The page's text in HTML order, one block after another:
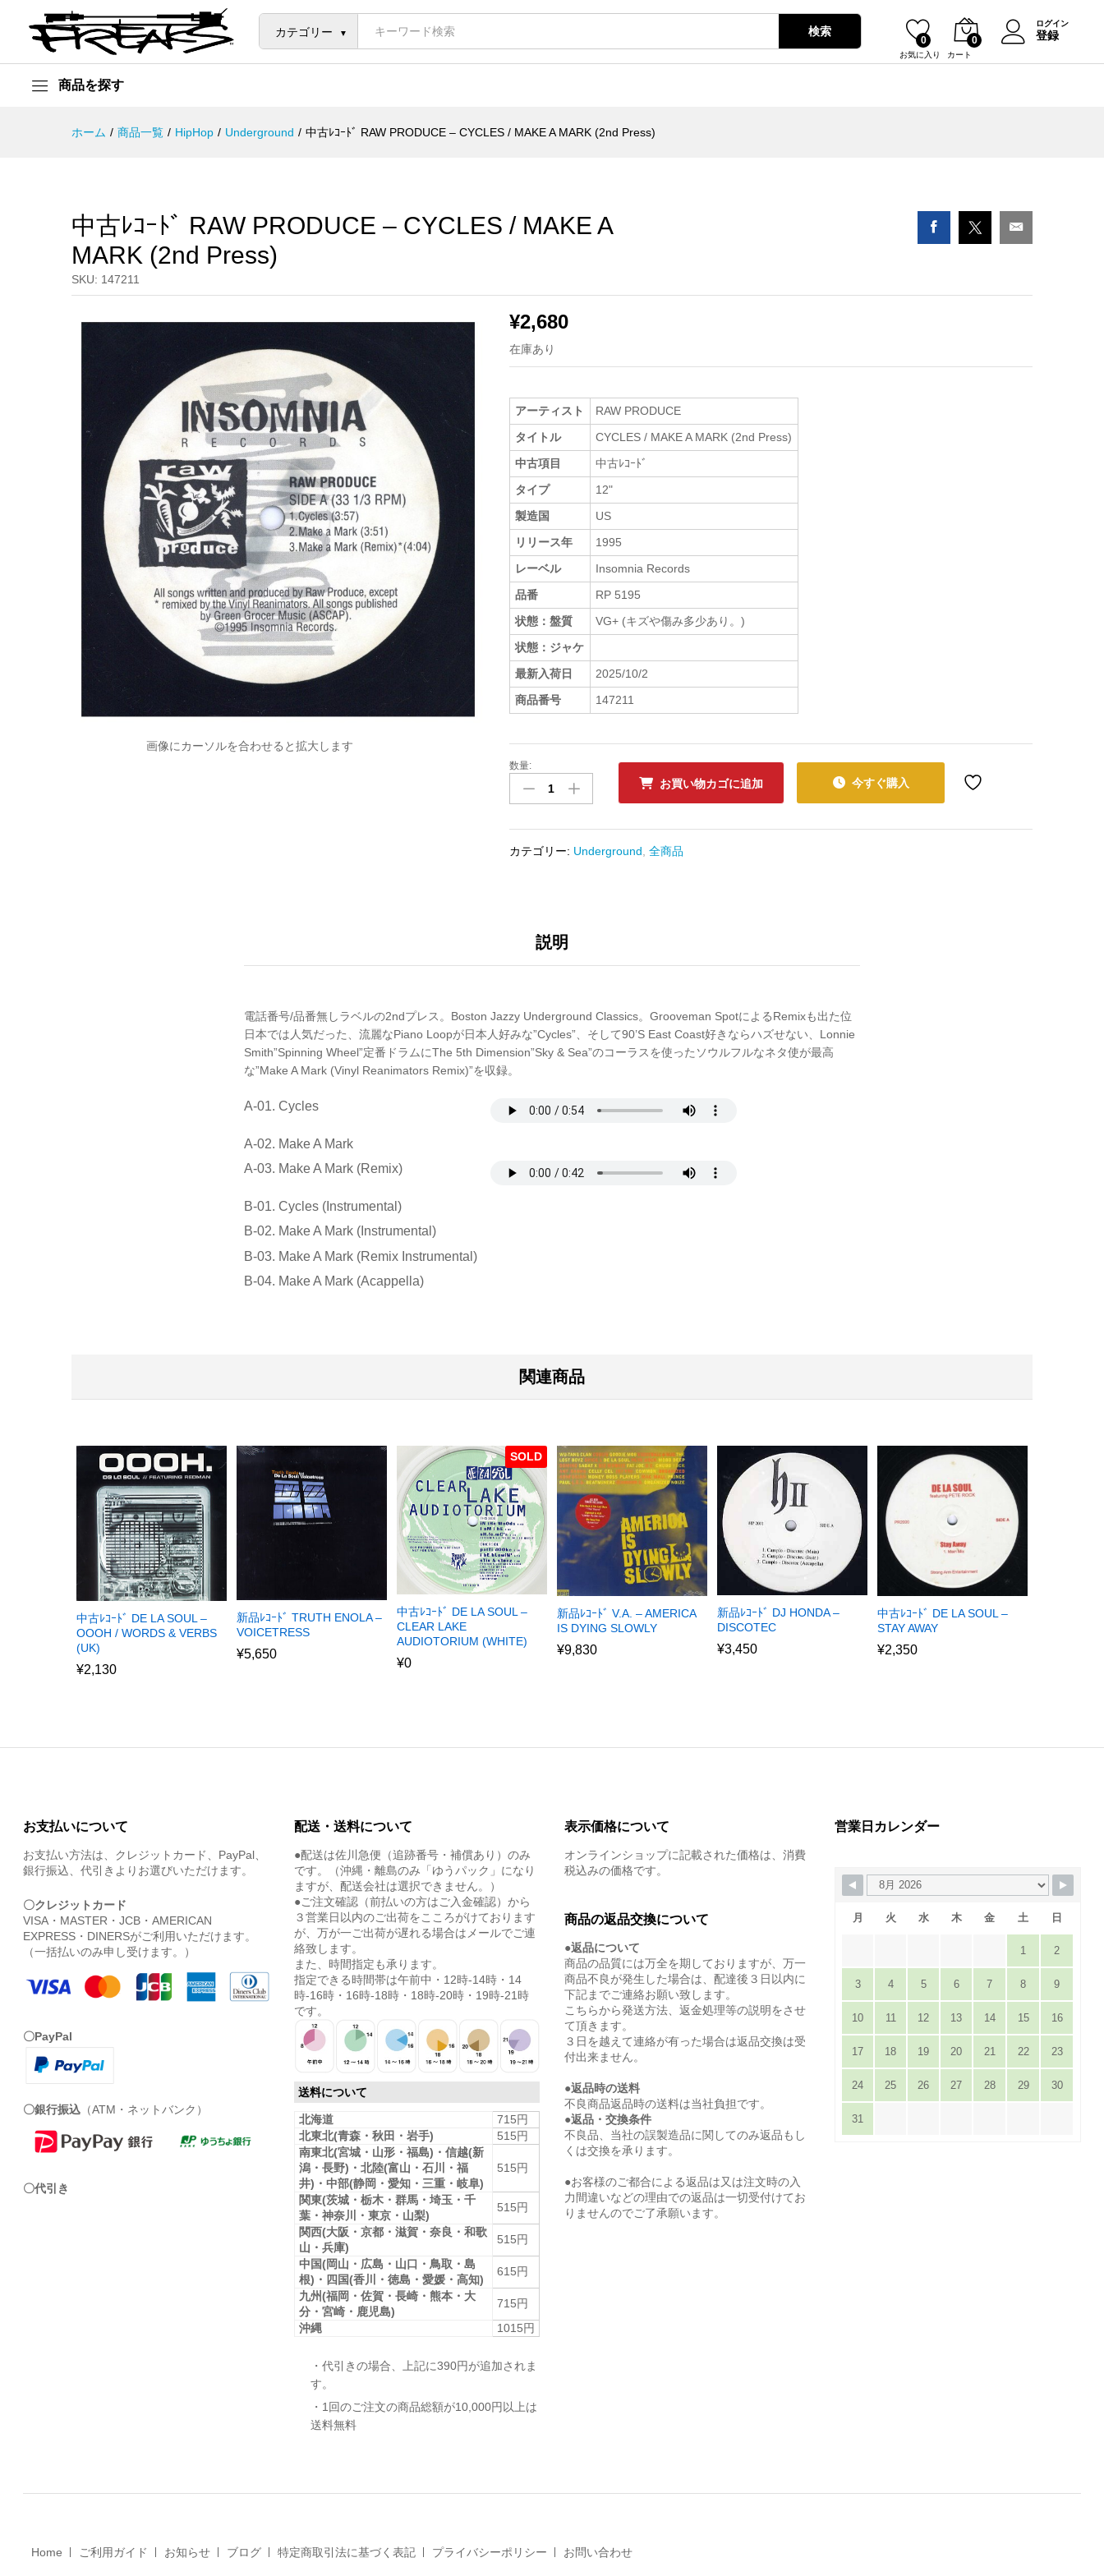
カテゴリー 検索
お気に入り
0
カート
0
ログイン
登録
商品を探す
ホーム / 商品一覧 / HipHop / Underground / 中古ﾚｺｰﾄﾞ RAW PRODUCE – CYCLES / MAKE A MARK (2nd Press)
中古ﾚｺｰﾄﾞ RAW PRODUCE – CYCLES / MAKE A
MARK (2nd Press)
SKU: 147211
画像にカーソルを合わせると拡大します
¥2,680
在庫あり
アーティスト
RAW PRODUCE
タイトル
CYCLES / MAKE A MARK (2nd Press)
中古項目
中古ﾚｺｰﾄﾞ
タイプ
12"
製造国
US
リリース年
1995
レーベル
Insomnia Records
品番
RP 5195
状態：盤質
VG+ (キズや傷み多少あり。)
状態：ジャケ
最新入荷日
2025/10/2
商品番号
147211
中
ﾚ
ﾄﾞ
CYCLES
MAKE
(2nd
Press)
数
量
数量:
お買い物カゴに追加 今すぐ購入
カテゴリー: Underground ,全商品
説明
電話番号/品番無しラベルの2ndプレス。Boston Jazzy Underground Classics。Grooveman SpotによるRemixも出た位
日本では人気だった、流麗なPiano Loopが日本人好みな”Cycles”、そして90’S East Coast好きならハズせない、Lonnie
Smith”Spinning Wheel”定番ドラムにThe 5th Dimension”Sky & Sea”のコーラスを使ったソウルフルなネタ使が最高
な”Make A Mark (Vinyl Reanimators Remix)”を収録。
A-01. Cycles
A-02. Make A Mark
A-03. Make A Mark (Remix)
B-01. Cycles (Instrumental)
B-02. Make A Mark (Instrumental)
B-03. Make A Mark (Remix Instrumental)
B-04. Make A Mark (Acappella)
関連商品
中古ﾚｺｰﾄﾞ DE LA SOUL –
OOOH / WORDS & VERBS
(UK)
¥2,130
新品ﾚｺｰﾄﾞ TRUTH ENOLA –
VOICETRESS
¥5,650
SOLD
中古ﾚｺｰﾄﾞ DE LA SOUL –
CLEAR LAKE
AUDIOTORIUM (WHITE)
¥0
新品ﾚｺｰﾄﾞ V.A. – AMERICA
IS DYING SLOWLY
¥9,830
新品ﾚｺｰﾄﾞ DJ HONDA –
DISCOTEC
¥3,450
中古ﾚｺｰﾄﾞ DE LA SOUL –
STAY AWAY
¥2,350
お支払いについて
お支払い方法は、クレジットカード、PayPal、
銀行振込、代引きよりお選びいただけます。
〇クレジットカード
VISA・MASTER・JCB・AMERICAN
EXPRESS・DINERSがご利用いただけます。
（一括払いのみ申し受けます。）
〇PayPal
〇銀行振込 （ATM・ネットバンク）
〇代引き
配送・送料について
●配送は佐川急便（追跡番号・補償あり）のみ
です。（沖縄・離島のみ「ゆうパック」になり
ますが、配送会社は選択できません。）
●ご注文確認（前払いの方はご入金確認）から
３営業日以内のご出荷をこころがけております
が、万が一ご出荷が遅れる場合はメールでご連
絡致します。
また、時間指定も承ります。
指定できる時間帯は午前中・12時-14時・14
時-16時・16時-18時・18時-20時・19時-21時
です。
送料について
北海道
715円
北東北(青森・秋田・岩手)
515円
南東北(宮城・山形・福島)・信越(新
潟・長野)・北陸(富山・石川・福
井)・中部(静岡・愛知・三重・岐阜)
515円
関東(茨城・栃木・群馬・埼玉・千
葉・神奈川・東京・山梨)
515円
関西(大阪・京都・滋賀・奈良・和歌
山・兵庫)
515円
中国(岡山・広島・山口・鳥取・島
根)・四国(香川・徳島・愛媛・高知)
615円
九州(福岡・佐賀・長崎・熊本・大
分・宮崎・鹿児島)
715円
沖縄
1015円
・代引きの場合、上記に390円が追加されま
す。
・1回のご注文の商品総額が10,000円以上は
送料無料
表示価格について
オンラインショップに記載された価格は、消費
税込みの価格です。
商品の返品交換について
●返品について
商品の品質には万全を期しておりますが、万一
商品不良が発生した場合は、配達後３日以内に
下記までご連絡お願い致します。
こちらから発送方法、返金処理等の説明をさせ
て頂きます。
３日を越えて連絡が有った場合は返品交換は受
付出来ません。
●返品時の送料
不良商品返品時の送料は当社負担です。
●返品・交換条件
不良品、当社の誤製造品に関してのみ返品もし
くは交換を承ります。
●お客様のご都合による返品は又は注文時の入
力間違いなどの理由での返品は一切受付けてお
りませんのでご了承願います。
営業日カレンダー
月 火 水 木 金 土 日
1 2
3 4 5 6 7 8 9
10 11 12 13 14 15 16
17 18 19 20 21 22 23
24 25 26 27 28 29 30
31
Home ご利用ガイド お知らせ ブログ 特定商取引法に基づく表記 プライバシーポリシー お問い合わせ
中古ﾚｺｰﾄﾞ RAW PRODUCE - CYCLES / MAKE A MARK (2nd Press)
説明
¥2,680 カートに入れる